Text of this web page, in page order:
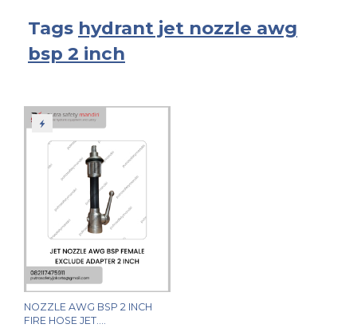
Tags hydrant jet nozzle awg
bsp 2 inch
NOZZLE AWG BSP 2 INCH
FIRE HOSE JET....